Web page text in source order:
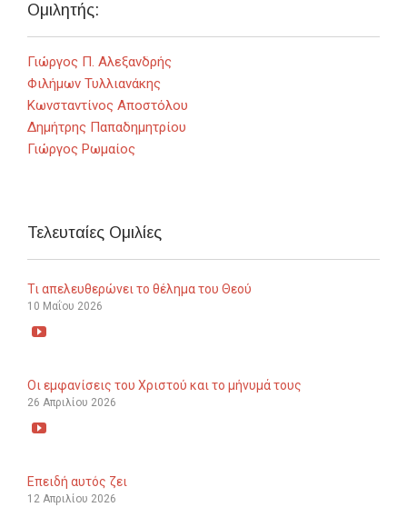
Ομιλητής:
Γιώργος Π. Αλεξανδρής
Φιλήμων Τυλλιανάκης
Κωνσταντίνος Αποστόλου
Δημήτρης Παπαδημητρίου
Γιώργος Ρωμαίος
Τελευταίες Ομιλίες
Τι απελευθερώνει το θέλημα του Θεού
10 Μαΐου 2026

Οι εμφανίσεις του Χριστού και το μήνυμά τους
26 Απριλίου 2026

Επειδή αυτός ζει
12 Απριλίου 2026